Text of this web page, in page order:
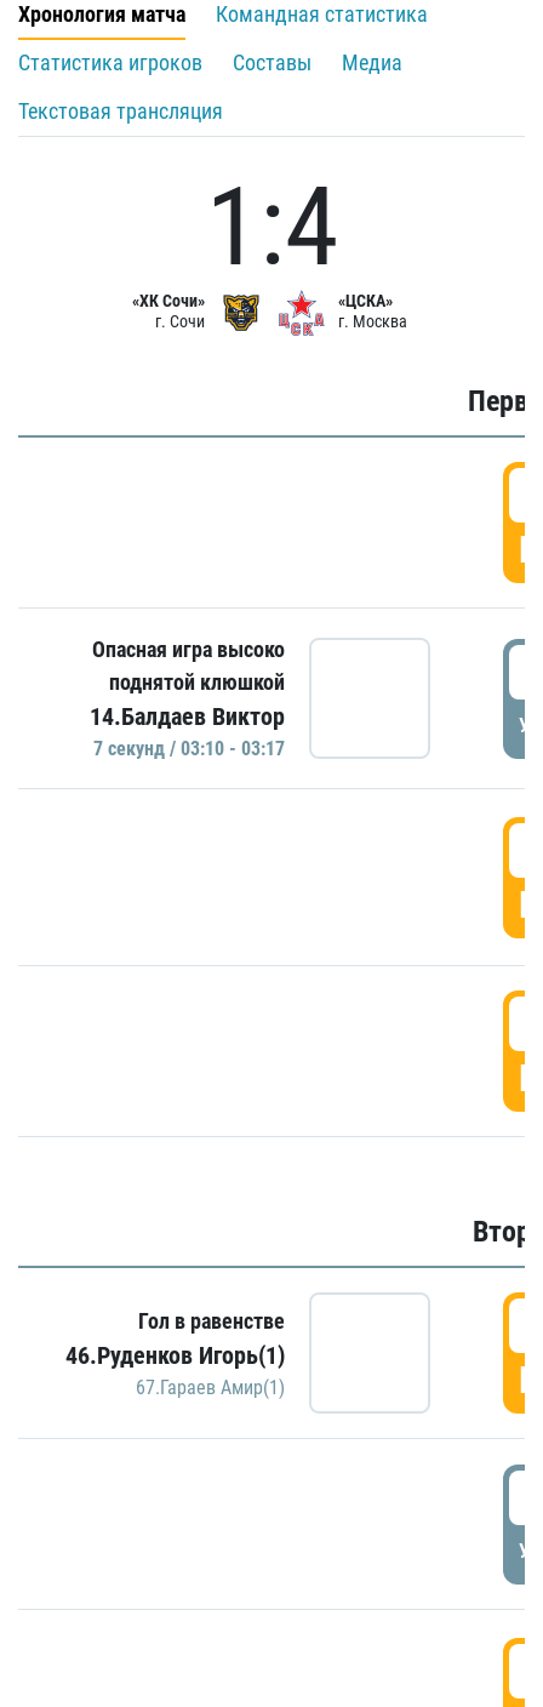
Хронология матча
Командная статистика
Статистика игроков
Составы
Медиа
Текстовая трансляция
«ХК Сочи»
г. Сочи
1:4
«ЦСКА»
г. Москва
Опасная игра высоко
поднятой клюшкой
14.Балдаев Виктор
7 секунд / 03:10 - 03:17
Гол в равенстве
46.Руденков Игорь(1)
67.Гараев Амир(1)